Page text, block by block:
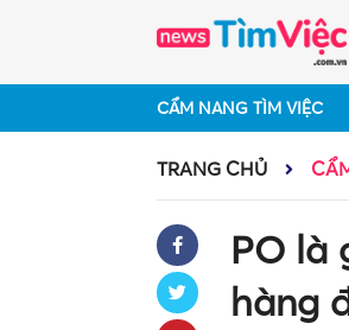
CẨM NANG TÌM VIỆC
TRANG CHỦ
PO là
hàng